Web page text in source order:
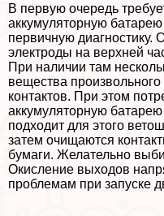
В первую очередь
аккумуляторную
первичную диагностику.
электроды на верхней
При наличии там
вещества
контактов. При этом
аккумуляторную
подходит для этого
затем очищаются
бумаги. Желательно
Окисление выходов
проблемам при запуске